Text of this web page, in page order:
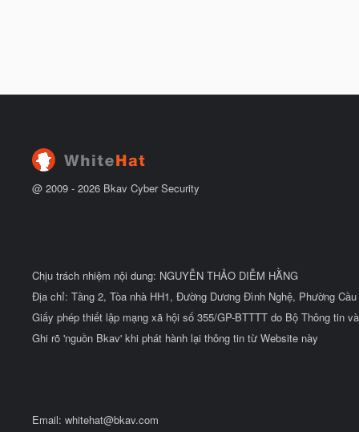
@ 2009 - 2026 Bkav Cyber Security
Chịu trách nhiệm nội dung: NGUYỄN THẢO DIỄM HẰNG
Địa chỉ: Tầng 2, Tòa nhà HH1, Đường Dương Đình Nghệ, Phường
Giấy phép thiết lập mạng xã hội số 355/GP-BTTTT do Bộ Thông tin
Ghi rõ 'nguồn Bkav' khi phát hành lại thông tin từ Website này
Email: whitehat@bkav.com